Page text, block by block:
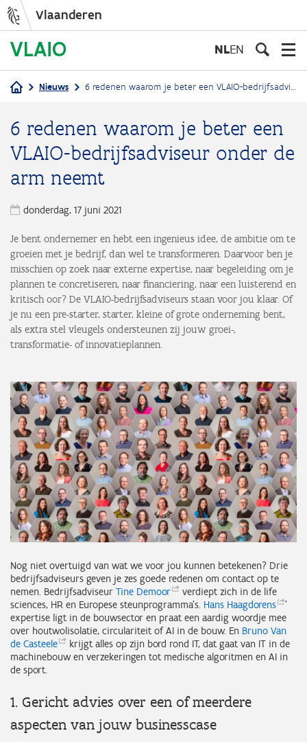
inhoud
Vlaanderen
NLEN
Nieuws 6 redenen waarom je beter een VLAIO-bedrijfsadviseur onder de arm neemt
6 redenen waarom je beter een
VLAIO-bedrijfsadviseur onder de
arm neemt
donderdag, 17 juni 2021
Je bent ondernemer en hebt een ingenieus idee, de ambitie om te
groeien met je bedrijf, dan wel te transformeren. Daarvoor ben je
misschien op zoek naar externe expertise, naar begeleiding om je
plannen te concretiseren, naar financiering, naar een luisterend en
kritisch oor? De VLAIO-bedrijfsadviseurs staan voor jou klaar. Of
je nu een pre-starter, starter, kleine of grote onderneming bent,
als extra stel vleugels ondersteunen zij jouw groei-,
transformatie- of innovatieplannen.
Nog niet overtuigd van wat we voor jou kunnen betekenen? Drie
bedrijfsadviseurs geven je zes goede redenen om contact op te
nemen. Bedrijfsadviseur Tine Demoor
verdiept zich in de life
sciences, HR en Europese steunprogramma’s. Hans Haagdorens
’
expertise ligt in de bouwsector en praat een aardig woordje mee
over houtwolisolatie, circulariteit of AI in de bouw. En Bruno Van
de Casteele
krijgt alles op zijn bord rond IT, dat gaat van IT in de
machinebouw en verzekeringen tot medische algoritmen en AI in
de sport.
1. Gericht advies over een of meerdere
aspecten van jouw businesscase